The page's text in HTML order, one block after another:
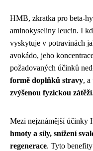
HMB, zkratka pro beta-
aminokyseliny leucin. I
vyskytuje v potravinách
avokádo, jeho
požadovaných účinků
formě doplňků stravy, a
zvýšenou fyzickou zátěží.
Mezi nejznámější účinky
hmoty a síly, snížení
regenerace. Tyto